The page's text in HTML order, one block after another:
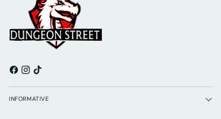
INFORMATIVE